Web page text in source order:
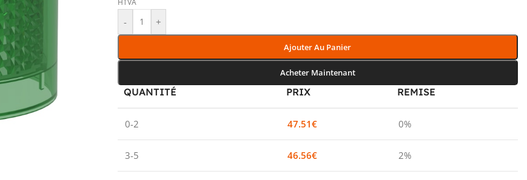
HTVA
- +
Ajouter Au Panier
Acheter Maintenant
QUANTITÉ PRIX REMISE
0-2 47.51€ 0%
3-5 46.56€ 2%